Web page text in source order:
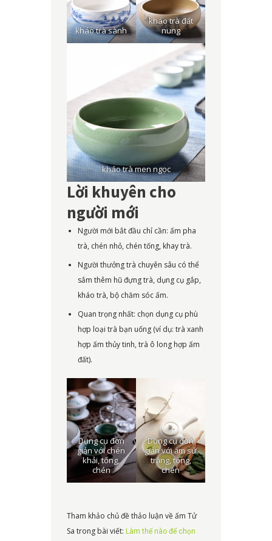
kháo trà sành
kháo trà đất
nung
kháo trà men ngọc
Lời khuyên cho
người mới
Người mới bắt đầu chỉ cần: ấm pha
trà, chén nhỏ, chén tống, khay trà.
Người thưởng trà chuyên sâu có thể
sắm thêm hũ đựng trà, dụng cụ gắp,
kháo trà, bộ chăm sóc ấm.
Quan trọng nhất: chọn dụng cụ phù
hợp loại trà bạn uống (ví dụ: trà xanh
hợp ấm thủy tinh, trà ô long hợp ấm
đất).
Dụng cụ đơn
giản với chén
khải, tống,
chén
Dụng cụ đơn
giản với ấm sứ
trắng, tống,
chén
Tham khảo chủ đề thảo luận về ấm Tử
Sa trong bài viết: Làm thế nào để chọn